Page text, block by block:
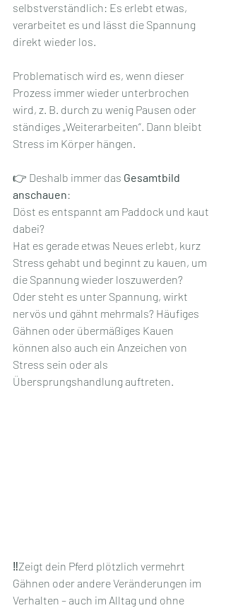
selbstverständlich: Es erlebt etwas,
verarbeitet es und lässt die Spannung
direkt wieder los.
Problematisch wird es, wenn dieser
Prozess immer wieder unterbrochen
wird, z. B. durch zu wenig Pausen oder
ständiges „Weiterarbeiten“. Dann bleibt
Stress im Körper hängen.
👉 Deshalb immer das Gesamtbild
anschauen:
Döst es entspannt am Paddock und kaut
dabei?
Hat es gerade etwas Neues erlebt, kurz
Stress gehabt und beginnt zu kauen, um
die Spannung wieder loszuwerden?
Oder steht es unter Spannung, wirkt
nervös und gähnt mehrmals? Häufiges
Gähnen oder übermäßiges Kauen
können also auch ein Anzeichen von
Stress sein oder als
Übersprungshandlung auftreten.
‼️Zeigt dein Pferd plötzlich vermehrt
Gähnen oder andere Veränderungen im
Verhalten – auch im Alltag und ohne